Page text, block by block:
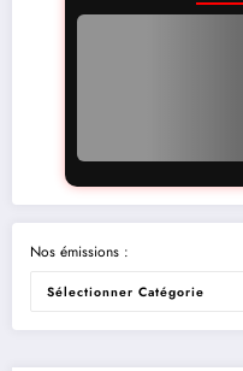
Nos émissions :